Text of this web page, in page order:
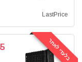
LastPrice
בלעדי לאתר ₪